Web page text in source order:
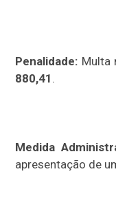
Penalidade: Multa
880,41 .
Medida
apresentação de